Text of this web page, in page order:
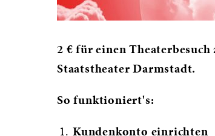
2 € für einen
Staatstheater Darmstadt.
So funktioniert's:
Kundenkonto einrichten